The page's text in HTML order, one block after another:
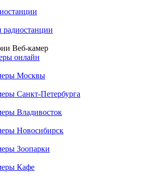
Веб-камер
онлайн
Москвы
Санкт-Петербурга
Владивосток
Новосибирск
Зоопарки
Кафе